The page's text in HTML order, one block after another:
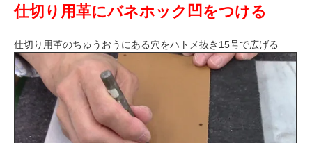
仕切り用革にバネホック凹をつける
仕切り用革のちゅうおうにある穴をハトメ抜き15号で広げる